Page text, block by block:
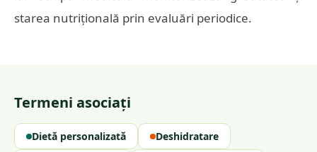
starea nutrițională prin evaluări periodice.
Termeni asociați
Dietă personalizată
Deshidratare